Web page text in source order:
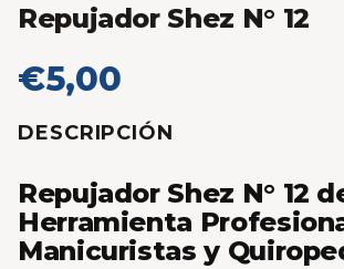
Repujador Shez N° 12
€5,00
DESCRIPCIÓN
Repujador Shez N° 12
Herramienta
Manicuristas y